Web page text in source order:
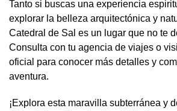
Tanto si buscas una experiencia
explorar la belleza arquitectónica y
Catedral de Sal es un lugar que no te
Consulta con tu agencia de viajes o
oficial para conocer más detalles y
aventura.
¡Explora esta maravilla subterránea y